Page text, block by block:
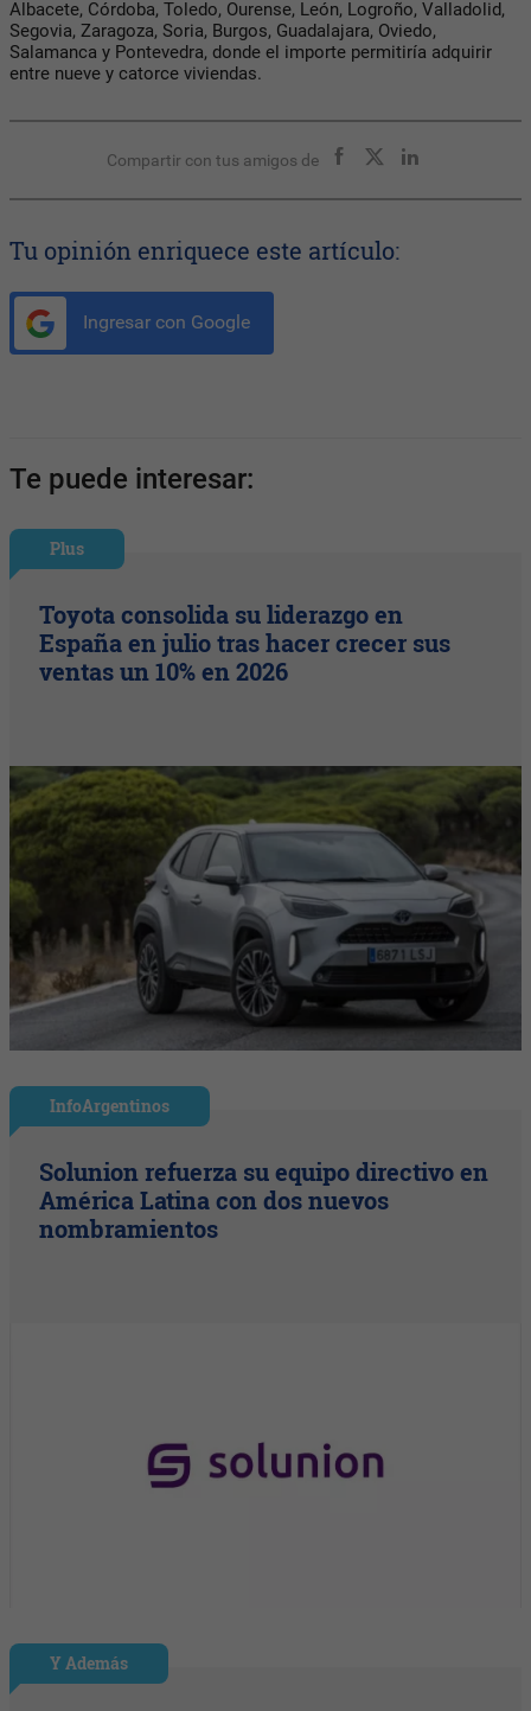
Albacete, Córdoba, Toledo, Ourense, León, Logroño, Valladolid,
Segovia, Zaragoza, Soria, Burgos, Guadalajara, Oviedo,
Salamanca y Pontevedra, donde el importe permitiría adquirir
entre nueve y catorce viviendas.
Compartir con tus amigos de
Tu opinión enriquece este artículo:
Ingresar con Google
Te puede interesar:
Plus
Toyota consolida su liderazgo en
España en julio tras hacer crecer sus
ventas un 10% en 2026
InfoArgentinos
Solunion refuerza su equipo directivo en
América Latina con dos nuevos
nombramientos
Y Además